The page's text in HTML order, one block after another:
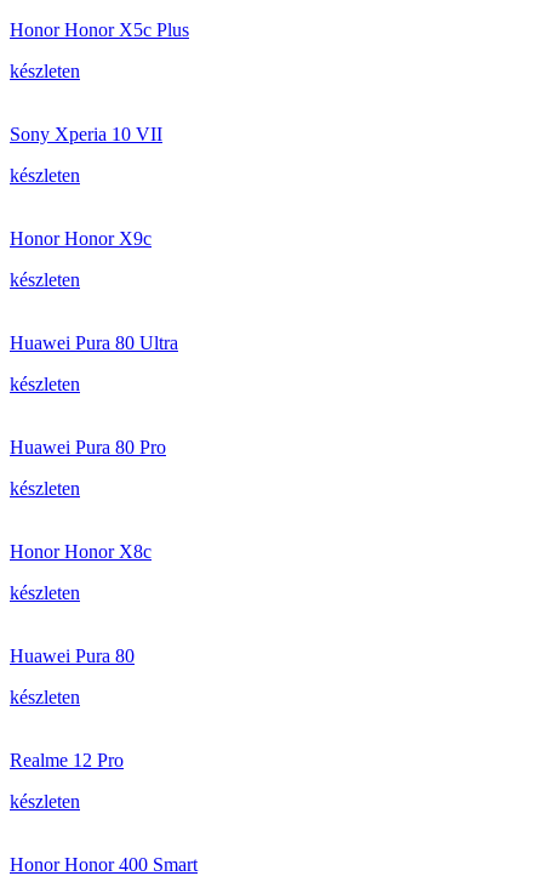
Honor Honor X5c Plus
készleten
Sony Xperia 10 VII
készleten
Honor Honor X9c
készleten
Huawei Pura 80 Ultra
készleten
Huawei Pura 80 Pro
készleten
Honor Honor X8c
készleten
Huawei Pura 80
készleten
Realme 12 Pro
készleten
Honor Honor 400 Smart